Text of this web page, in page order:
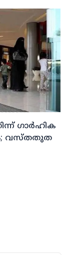
ഗാര്‍ഹിക
വസ്തതുത